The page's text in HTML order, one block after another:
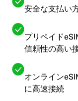
安全な支払い
プリペイド
信頼性の高い
オンライン
に高速接続